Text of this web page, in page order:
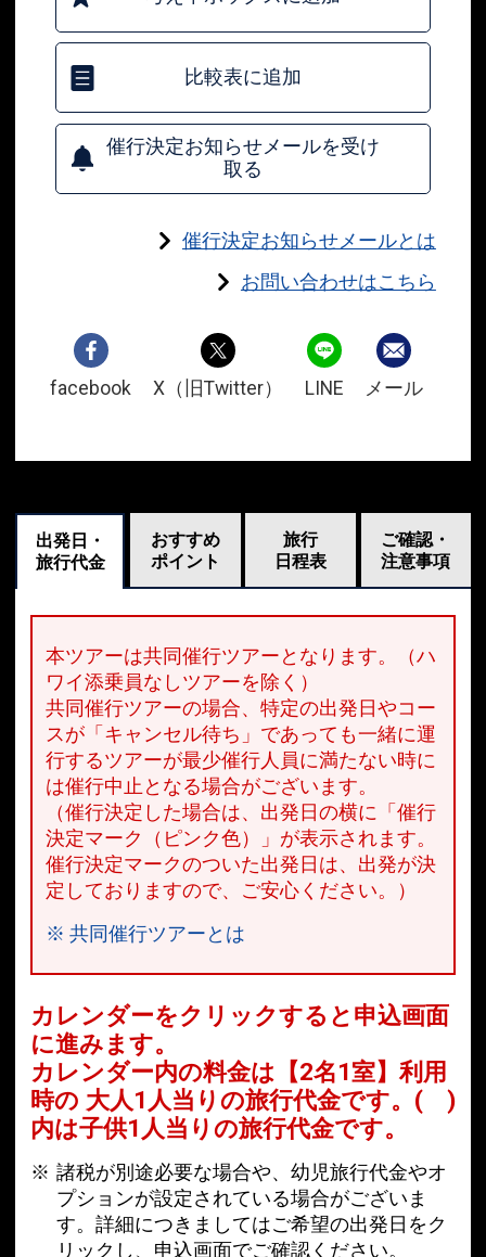
比較表に追加
催行決定お知らせメールを受け
取る
催行決定お知らせメールとは
お問い合わせはこちら
facebook X（旧Twitter） LINE メール
出発日・
旅行代金
おすすめ
ポイント
旅行
日程表
ご確認・
注意事項
本ツアーは共同催行ツアーとなります。（ハ
ワイ添乗員なしツアーを除く）
共同催行ツアーの場合、特定の出発日やコー
スが「キャンセル待ち」であっても一緒に運
行するツアーが最少催行人員に満たない時に
は催行中止となる場合がございます。
（催行決定した場合は、出発日の横に「催行
決定マーク（ピンク色）」が表示されます。
催行決定マークのついた出発日は、出発が決
定しておりますので、ご安心ください。）
※ 共同催行ツアーとは
カレンダーをクリックすると申込画面
に進みます。
カレンダー内の料金は 【2名1室】利用
時の 大人1人当りの旅行代金です。 ( )
内は子供1人当りの旅行代金です。
諸税が別途必要な場合や、幼児旅行代金やオ
プションが設定されている場合がございま
す。詳細につきましてはご希望の出発日をク
リックし、申込画面でご確認ください。